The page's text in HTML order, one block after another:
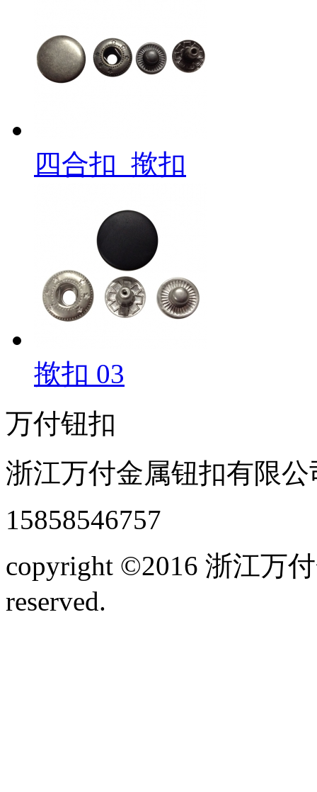
四合扣_揿扣
揿扣 03
万付钮扣
浙江万付金属钮扣有限公
15858546757
copyright ©2016 浙江万
reserved.